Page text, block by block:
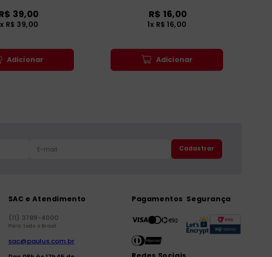
39,00
x R$ 39,00
Adicionar
R$ 16,00
1x R$ 16,00
Adicionar
Cadastrar
SAC e Atendimento
(11) 3789-4000
Para todo o Brasil
sac@paulus.com.br
Pagamentos Segurança